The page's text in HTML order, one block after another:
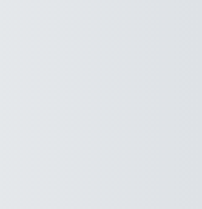
регіональний